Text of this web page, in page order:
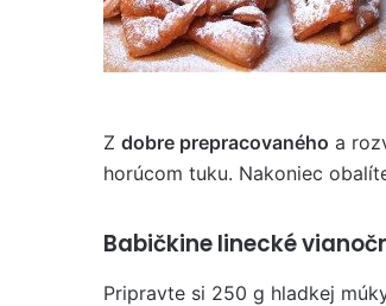
Z dobre prepracovaného a
horúcom tuku. Nakoniec
Babičkine linecké
Pripravte si 250 g hladkej